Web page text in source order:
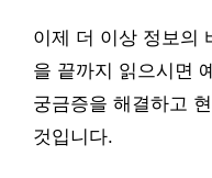
이제 더 이상 정보의
을 끝까지 읽으시면
궁금증을 해결하고
것입니다.